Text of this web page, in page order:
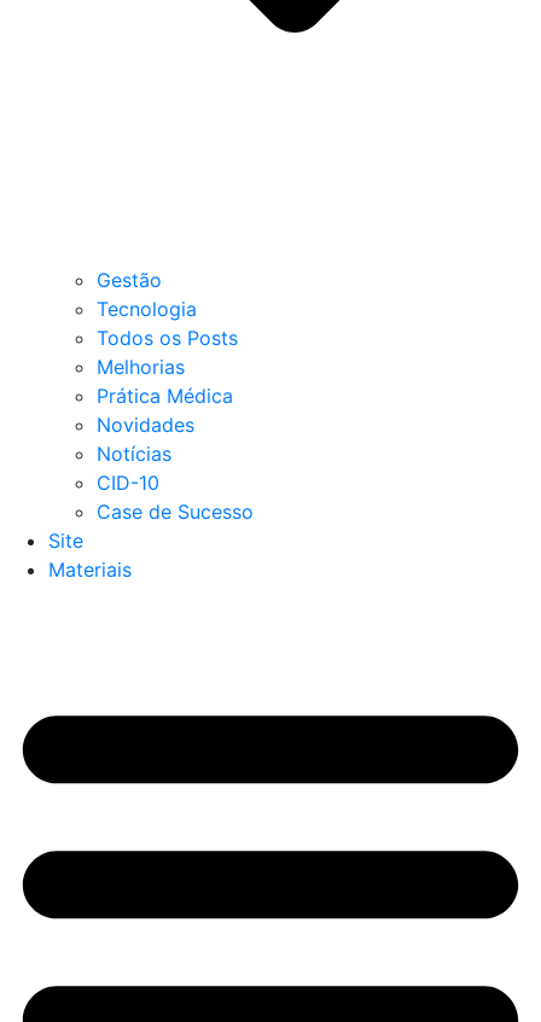
Gestão
Tecnologia
Todos os Posts
Melhorias
Prática Médica
Novidades
Notícias
CID-10
Case de Sucesso
Site
Materiais